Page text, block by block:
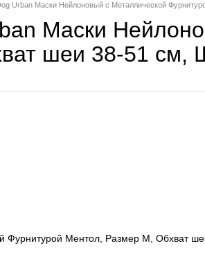
Urban Маски Нейлоновый c Металлической
Маски
шеи 38-51 см,